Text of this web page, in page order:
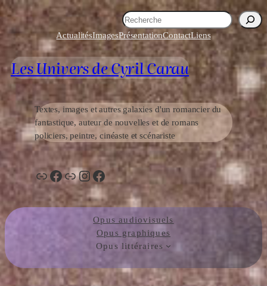
Aller
au
contenu
R
h
e
r
h
e
r
ActualitésImagesPrésentationContactLiens
Les Univers de Cyril Carau
Textes, images et autres galaxies d'un romancier du
fantastique, auteur de nouvelles et de romans
policiers, peintre, cinéaste et scénariste
Lien Facebook Lien Instagram Facebook
Opus audiovisuels
Opus graphiques
Opus littéraires